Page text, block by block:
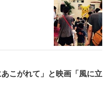
こがれて」と映画「風に立